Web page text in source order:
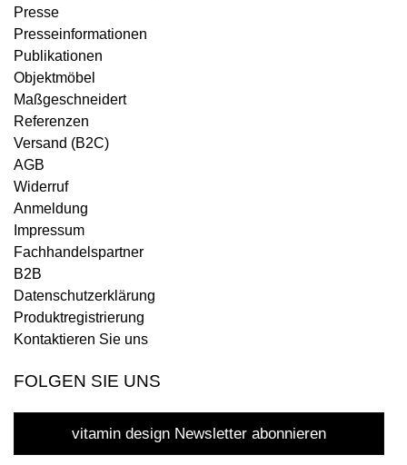
Presse
Presseinformationen
Publikationen
Objektmöbel
Maßgeschneidert
Referenzen
Versand (B2C)
AGB
Widerruf
Anmeldung
Impressum
Fachhandelspartner
B2B
Datenschutzerklärung
Produktregistrierung
Kontaktieren Sie uns
FOLGEN SIE UNS
vitamin design Newsletter abonnieren